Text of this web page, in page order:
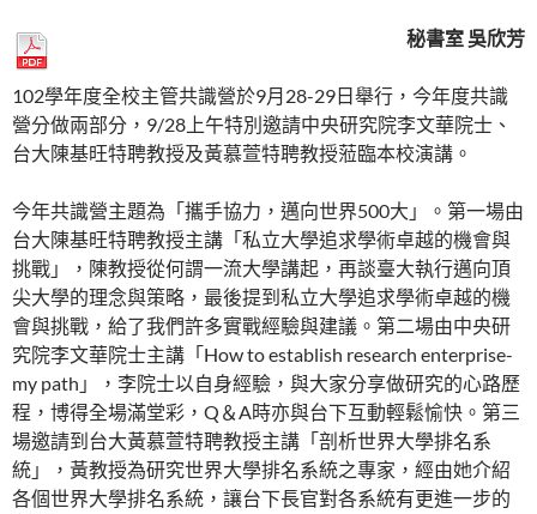
秘書室 吳欣芳
102學年度全校主管共識營於9月28-29日舉行，今年度共識
營分做兩部分，9/28上午特別邀請中央研究院李文華院士、
台大陳基旺特聘教授及黃慕萱特聘教授蒞臨本校演講。
今年共識營主題為「攜手協力，邁向世界500大」。第一場由
台大陳基旺特聘教授主講「私立大學追求學術卓越的機會與
挑戰」，陳教授從何謂一流大學講起，再談臺大執行邁向頂
尖大學的理念與策略，最後提到私立大學追求學術卓越的機
會與挑戰，給了我們許多實戰經驗與建議。第二場由中央研
究院李文華院士主講「How to establish research enterprise-
my path」，李院士以自身經驗，與大家分享做研究的心路歷
程，博得全場滿堂彩，Q＆A時亦與台下互動輕鬆愉快。第三
場邀請到台大黃慕萱特聘教授主講「剖析世界大學排名系
統」，黃教授為研究世界大學排名系統之專家，經由她介紹
各個世界大學排名系統，讓台下長官對各系統有更進一步的